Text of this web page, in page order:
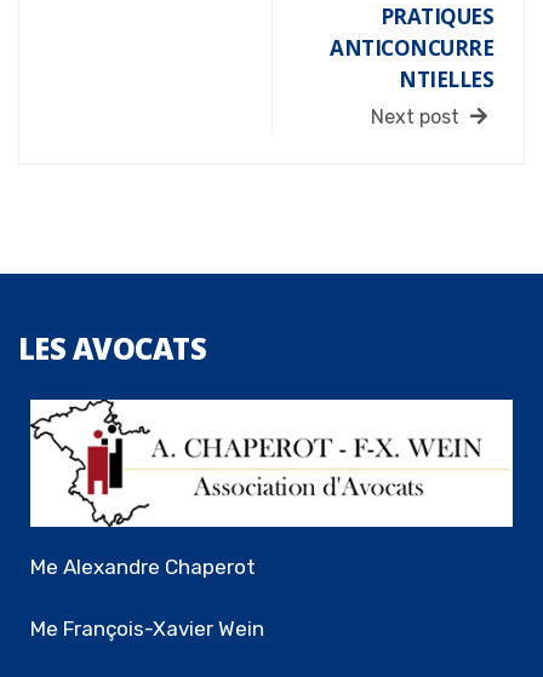
PRATIQUES
ANTICONCURRE
NTIELLES
Next post
LESAVOCATS
Me Alexandre Chaperot
Me François-Xavier Wein